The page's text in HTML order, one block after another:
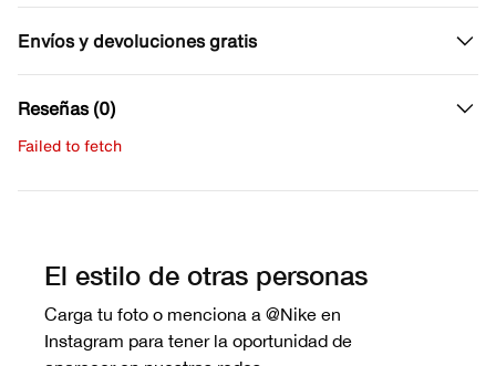
Envíos y devoluciones gratis
Reseñas (0)
Failed to fetch